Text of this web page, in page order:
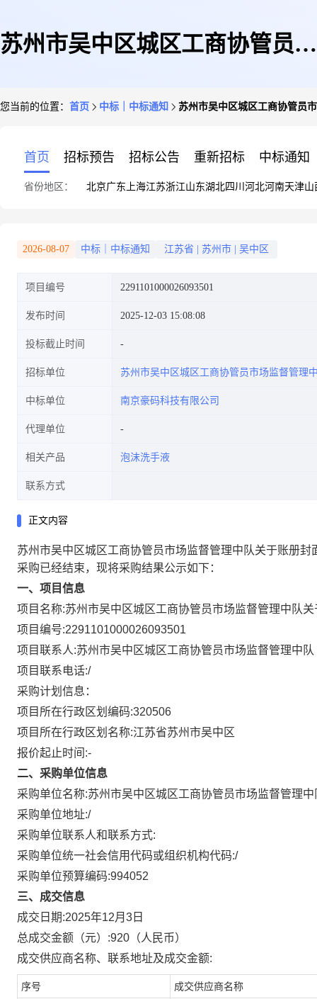
苏州市吴中区城区工商协管员市
您当前的位置： 首页 中标｜中标通知 苏州市吴中区城区工商协管员
首页 招标预告 招标公告 重新招标 中标通知
省份地区： 北京广东 上海江苏浙江山东湖北四川 河北河南天津山
2026-08-07 中标｜中标通知 江苏省 苏州市 吴中区
项目编号 2291101000026093501
发布时间 2025-12-03 15:08:08
投标截止时间
招标单位 苏州市吴中区城区工商协管员市场监督管理
中标单位 南京豪码科技有限公司
代理单位
相关产品 泡沫洗手液
联系方式
正文内容
苏州市吴中区城区工商协管员市场监督管理中队关于账册封
采购已经结束，现将采购结果公示如下：
一、项目信息
项目名称:苏州市吴中区城区工商协管员市场监督管理中队
项目编号:2291101000026093501
项目联系人:苏州市吴中区城区工商协管员市场监督管理中队
项目联系电话:/
采购计划信息：
项目所在行政区划编码:320506
项目所在行政区划名称:江苏省苏州市吴中区
报价起止时间:-
二、采购单位信息
采购单位名称:苏州市吴中区城区工商协管员市场监督管理中
采购单位地址:/
采购单位联系人和联系方式:
采购单位统一社会信用代码或组织机构代码:/
采购单位预算编码:994052
三、成交信息
成交日期:2025年12月3日
总成交金额（元）:920 （人民币）
成交供应商名称、联系地址及成交金额:
序号 成交供应商名称